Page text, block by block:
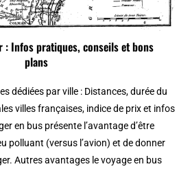
: Infos pratiques, conseils et bons
plans
dédiées par ville : Distances, durée du
villes françaises, indice de prix et infos
en bus présente l’avantage d’être
polluant (versus l’avion) et de donner
Autres avantages le voyage en bus